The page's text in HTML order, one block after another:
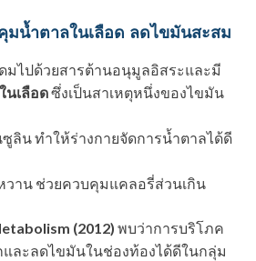
มน้ำตาลในเลือด ลดไขมันสะสม
ดมไปด้วยสารต้านอนุมูลอิสระและมี
นเลือดซึ่งเป็นสาเหตุหนึ่งของไขมัน
ลิน ทำให้ร่างกายจัดการน้ำตาลได้ดี
วาน ช่วยควบคุมแคลอรี่ส่วนเกิน
(2012) พบว่าการบริโภค
ละลดไขมันในช่องท้องได้ดีในกลุ่ม